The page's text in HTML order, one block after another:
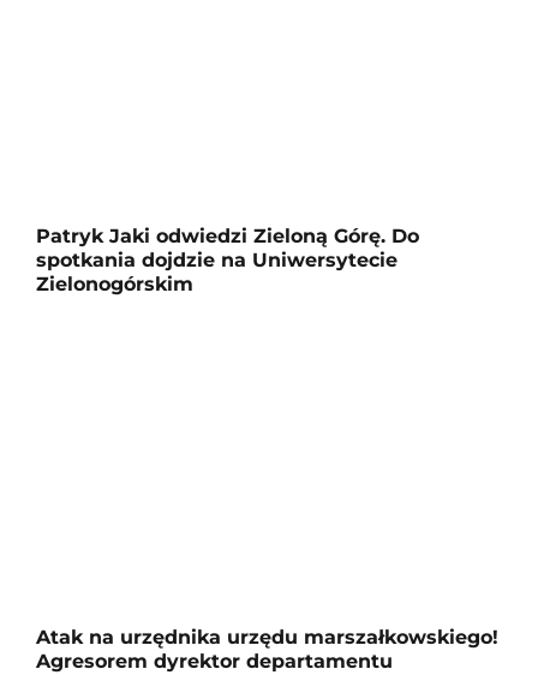
Patryk Jaki odwiedzi Zieloną Górę. Do
spotkania dojdzie na Uniwersytecie
Zielonogórskim
Atak na urzędnika urzędu marszałkowskiego!
Agresorem dyrektor departamentu